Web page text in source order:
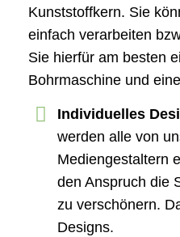
Kunststoffkern. Sie
einfach verarbeiten
Sie hierfür am besten
Bohrmaschine und
Individuelles
werden alle von
Mediengestaltern
den Anspruch die
zu verschönern.
Designs.